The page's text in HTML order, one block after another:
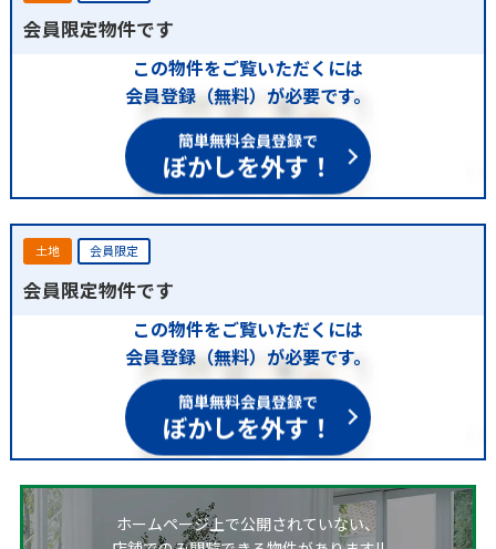
会員限定物件です
この物件をご覧いただくには
会員登録（無料）が必要です。
簡単無料会員登録で
ぼかしを外す！
土地 会員限定
会員限定物件です
この物件をご覧いただくには
会員登録（無料）が必要です。
簡単無料会員登録で
ぼかしを外す！
ホームページ上で公開されていない、